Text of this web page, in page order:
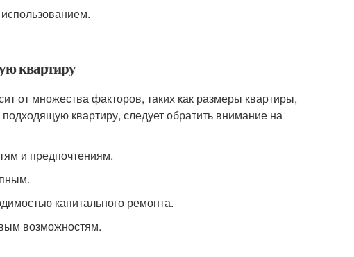
квартиру
от множества факторов, таких как размеры квартиры,
квартиру, следует обратить внимание на
и предпочтениям.
капитального ремонта.
возможностям.